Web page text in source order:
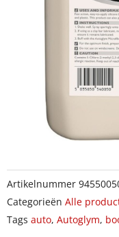
Artikelnummer
Categorieën Alle
Tags auto, Autoglym,